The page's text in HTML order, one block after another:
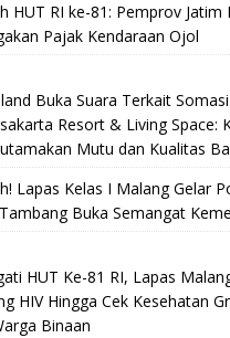
HUT RI ke-81: Pemprov Jatim
Pajak Kendaraan Ojol
Buka Suara Terkait Somasi
Resort & Living Space:
Mutu dan Kualitas
Lapas Kelas I Malang Gelar
Buka Semangat
HUT Ke-81 RI, Lapas
HIV Hingga Cek Kesehatan
Binaan